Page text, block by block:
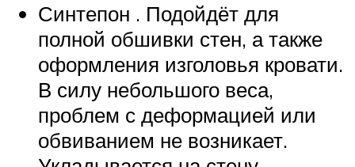
Синтепон . Подойдёт для
полной обшивки стен, а также
оформления изголовья кровати.
В силу небольшого веса,
проблем с деформацией или
обвиванием не возникает.